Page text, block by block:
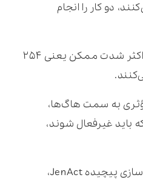
دو کار را انجام
اول این‌که، نور UV را با حداکثر شدت ممکن یعنی ۲۵۴
به سمت هاگ‌ها،
باید غیرفعال شوند،
با استفاده از نرم‌افزار مدل‌سازی پیچیده JenAct،